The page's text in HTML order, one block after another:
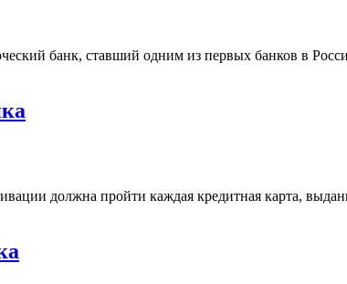
банк, ставший одним из первых банков в
должна пройти каждая кредитная карта,